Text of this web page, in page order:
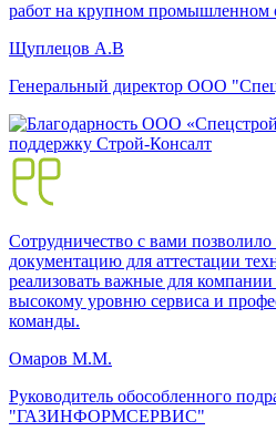
работ на крупном промышленном
Щуплецов А.В
Генеральный директор ООО
Сотрудничество с вами
документацию для аттестации
реализовать важные для
высокому уровню сервиса и
команды.
Омаров М.М.
Руководитель обособленного
"ГАЗИНФОРМСЕРВИС"